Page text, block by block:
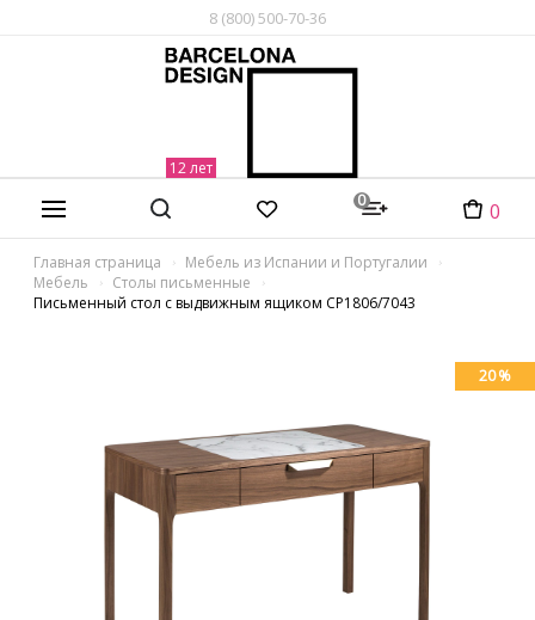
8 (800) 500-70-36
0 0
Главная страница
Мебель из Испании и Португалии
Мебель
Столы письменные
Письменный стол с выдвижным ящиком CP1806/7043
20 %